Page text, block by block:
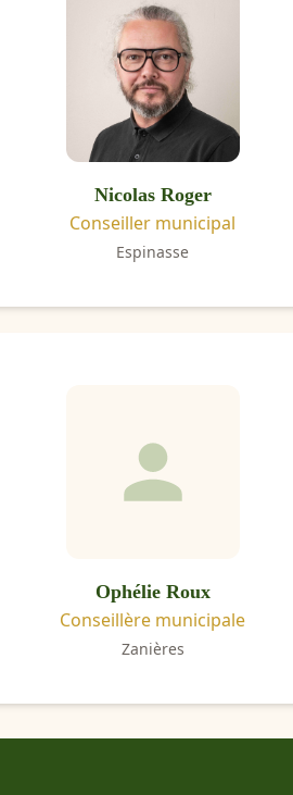
Nicolas Roger
Conseiller municipal
Espinasse
Ophélie Roux
Conseillère municipale
Zanières